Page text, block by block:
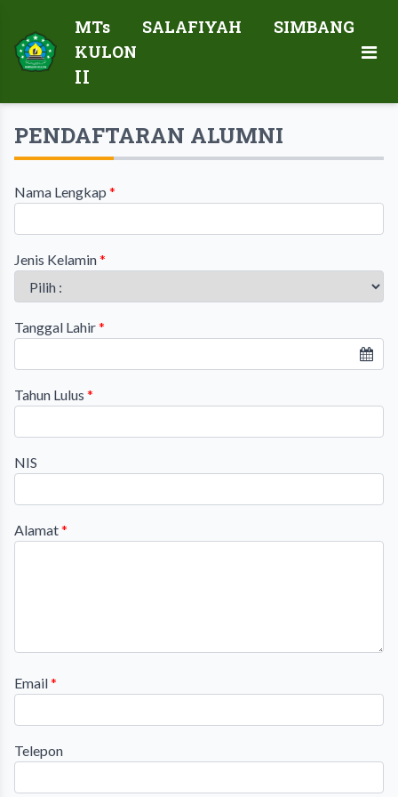
MTs SALAFIYAH SIMBANG
KULON
II
PENDAFTARAN ALUMNI
Nama Lengkap *
Jenis Kelamin*
Tanggal Lahir*
Tahun Lulus *
NIS
Alamat*
Email*
Telepon